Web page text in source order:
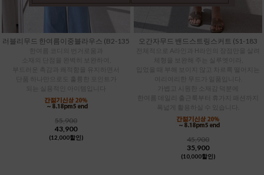
러블리무드 한여름이중블라우스 (B2-135
한여름 코디의 번거로움과
소재의 단점을 완벽히 보완하여,
부드러운 촉감과 쾌적함을 유지하면서
55,900
43,900
(12,000할인)
오간자무드 밴드스트링스커트 (S1-183
전체적으로 A라인과 H라인의 장점만을 살려
체형을 보완해 주는 실루엣이라,
가볍고 시원한 소재감 덕분에
한여름 데일리 출근룩부터 휴가지 패션까지
폭넓게 활용하실 수 있습니다.
45,900
35,900
(10,000할인)